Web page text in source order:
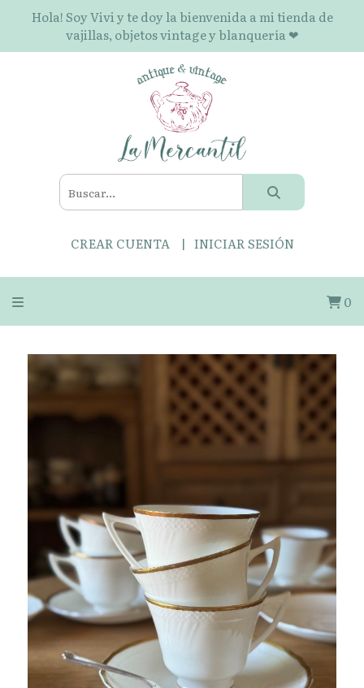
Hola! Soy Vivi y te doy la bienvenida a mi tienda de
vajillas, objetos vintage y blanquería ❤
CREAR CUENTA INICIAR SESIÓN
0